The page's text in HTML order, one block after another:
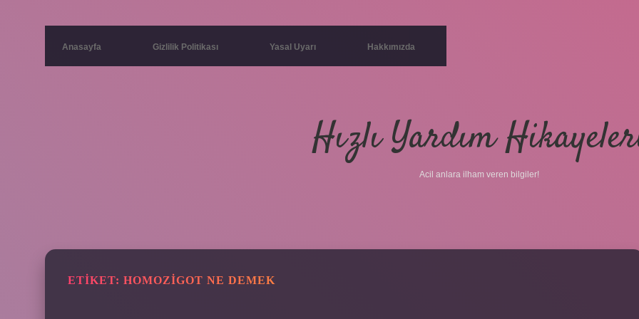
Anasayfa Gizlilik Politikası Yasal Uyarı Hakkımızda
Hızlı Yardım
Acil anlara ilham veren bilgiler!
ETIKET: HOMOZIGOT NE DEMEK